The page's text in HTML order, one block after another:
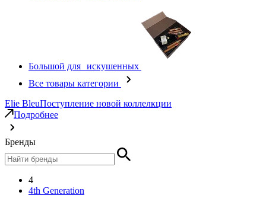
Большой для искушенных
Все товары категории
Elie BleuПоступление новой коллелкции
Подробнее
Бренды
4
4th Generation